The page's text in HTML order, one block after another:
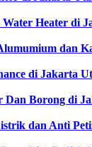
Water Heater di
dan
di Jakarta
Dan Borong di
dan Anti